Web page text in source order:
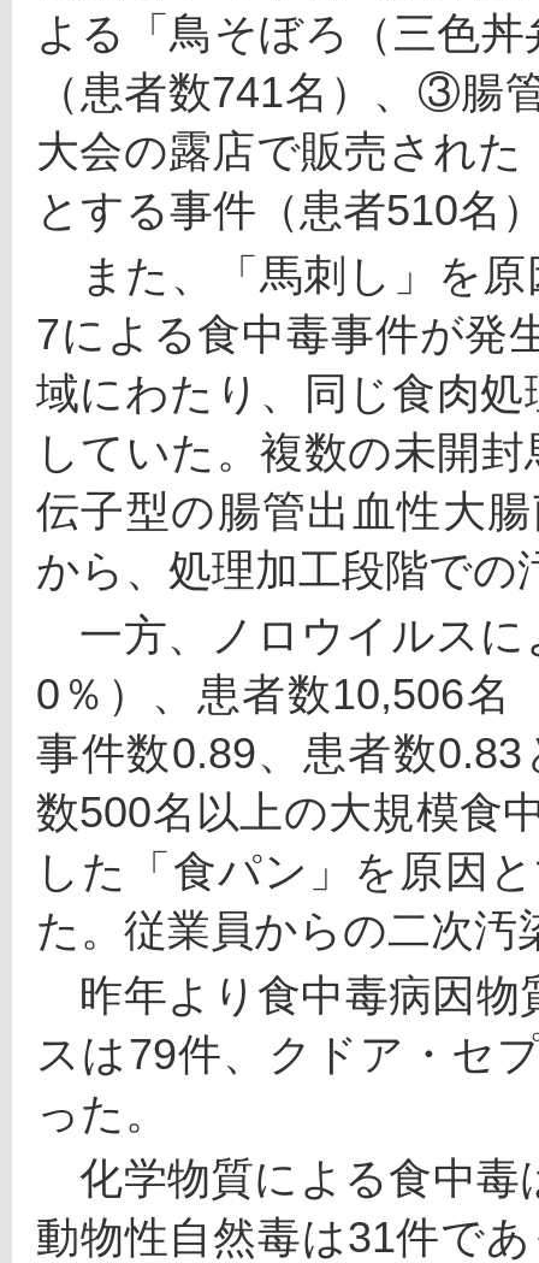
よる「鳥そぼろ（三色
（患者数741名）、③腸
大会の露店で販売され
とする事件（患者510名
また、「馬刺し」を原
7による食中毒事件が発
域にわたり、同じ食肉
していた。複数の未開
伝子型の腸管出血性大
から、処理加工段階で
一方、ノロウイルスに
0％）、患者数10,506名
事件数0.89、患者数
数500名以上の大規模食
した「食パン」を原因
た。従業員からの二次
昨年より食中毒病因物
スは79件、クドア・セ
った。
化学物質による食中毒
動物性自然毒は31件で